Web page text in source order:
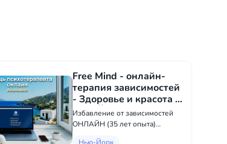
Free Mind - онлайн-
терапия зависимостей
- Здоровье и красота в
Нью-Йорке
Избавление от зависимостей
ОНЛАЙН (35 лет опыта)